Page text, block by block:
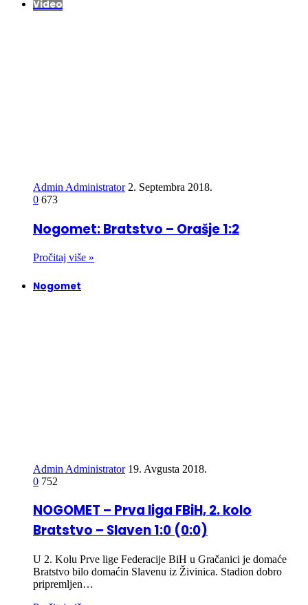
Video
Admin Administrator 2. Septembra 2018.
0 673
Nogomet: Bratstvo – Orašje 1:2
Pročitaj više »
Nogomet
Admin Administrator 19. Avgusta 2018.
0 752
NOGOMET – Prva liga FBiH, 2. kolo
Bratstvo – Slaven 1:0 (0:0)
U 2. Kolu Prve lige Federacije BiH u Gračanici je domaće
Bratstvo bilo domaćin Slavenu iz Živinica. Stadion dobro
pripremljen…